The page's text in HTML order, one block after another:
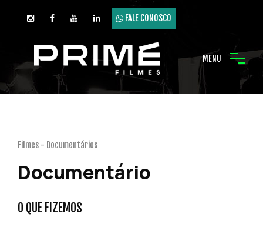
FALE CONOSCO
MENU
Filmes - Documentários
Documentário
O QUE FIZEMOS